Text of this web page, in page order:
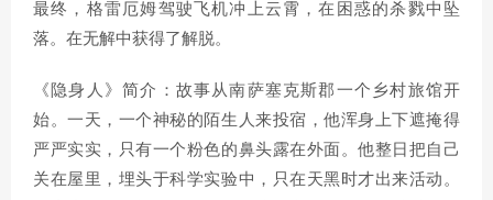
最终，格雷厄姆驾驶飞机冲上云霄，在困惑的杀戮中坠
落。在无解中获得了解脱。
《隐身人》简介：故事从南萨塞克斯郡一个乡村旅馆开
始。一天，一个神秘的陌生人来投宿，他浑身上下遮掩得
严严实实，只有一个粉色的鼻头露在外面。他整日把自己
关在屋里，埋头于科学实验中，只在天黑时才出来活动。